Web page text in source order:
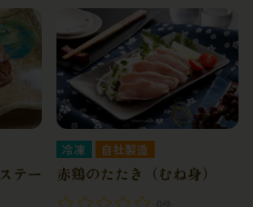
テー
冷凍 自社製造
赤鶏のたたき（むね身）